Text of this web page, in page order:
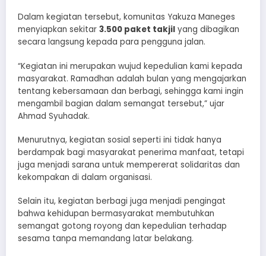
Dalam kegiatan tersebut, komunitas Yakuza Maneges
menyiapkan sekitar 3.500 paket takjil yang dibagikan
secara langsung kepada para pengguna jalan.
“Kegiatan ini merupakan wujud kepedulian kami kepada
masyarakat. Ramadhan adalah bulan yang mengajarkan
tentang kebersamaan dan berbagi, sehingga kami ingin
mengambil bagian dalam semangat tersebut,” ujar
Ahmad Syuhadak.
Menurutnya, kegiatan sosial seperti ini tidak hanya
berdampak bagi masyarakat penerima manfaat, tetapi
juga menjadi sarana untuk mempererat solidaritas dan
kekompakan di dalam organisasi.
Selain itu, kegiatan berbagi juga menjadi pengingat
bahwa kehidupan bermasyarakat membutuhkan
semangat gotong royong dan kepedulian terhadap
sesama tanpa memandang latar belakang.